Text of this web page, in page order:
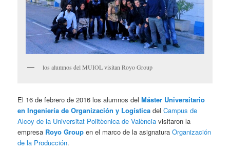
los alumnos del MUIOL visitan Royo Group
El 16 de febrero de 2016 los alumnos delMáster Universitario
en Ingeniería de Organización y Logística delCampus de
Alcoy de la Universitat Politècnica de València visitaron la
empresa Royo Group en el marco de la asignaturaOrganización
de la Producción.